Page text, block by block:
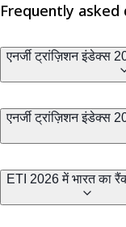
Frequently asked
एनर्जी ट्रांज़िशन इंडेक्स
एनर्जी ट्रांज़िशन इंडेक्स
ETI 2026 में भारत का